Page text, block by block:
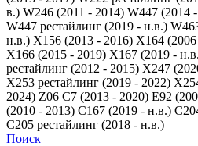
в.) W246 (2011 - 2014) W447 (2014
W447 рестайлинг (2019 - н.в.)
н.в.) X156 (2013 - 2016) X164
X166 (2015 - 2019) X167 (2019 -
рестайлинг (2012 - 2015) X247
X253 рестайлинг (2019 - 2022)
2024) Z06 C7 (2013 - 2020) Е92
(2010 - 2013) С167 (2019 - н.в.)
С205 рестайлинг (2018 - н.в.)
Поиск